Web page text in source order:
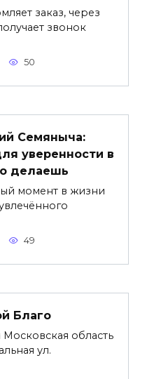
заказ, через
звонок
50
Семяныча:
уверенности в
делаешь
момент в жизни
49
Благо
область
ул.